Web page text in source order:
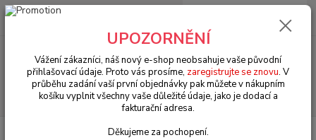
Menu
Hledat
+420 602 330 329
0 Kč
VW Bus Typ 2/1 (1950 » 67)
Převodovka & zadní náprava (Gearbox
UPOZORNĚNÍ
Vážení zákazníci, náš nový e-shop neobsahuje vaše původní
přihlašovací údaje. Proto vás prosíme, zaregistrujte se znovu. V
průběhu zadání vaší první objednávky pak můžete v nákupním
košíku vyplnit všechny vaše důležité údaje, jako je dodací a
fakturační adresa.
Děkujeme za pochopení.